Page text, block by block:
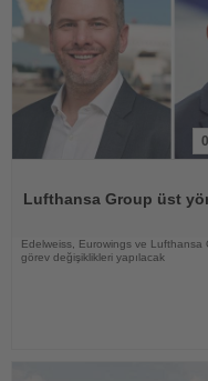
Lufthansa Group üst
Edelweiss, Eurowings ve Lufthansa
görev değişiklikleri yapılacak